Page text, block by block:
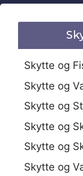
Skytte og
Skytte og
Skytte og
Skytte og
Skytte og
Skytte og